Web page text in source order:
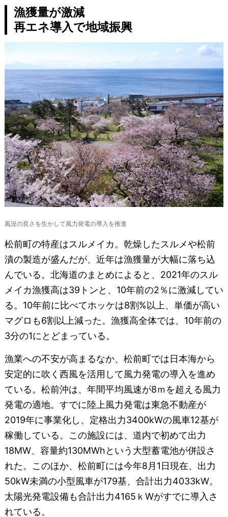
漁獲量が激減
再エネ導入で地域振興
風況の良さを生かして風力発電の導入を推進
松前町の特産はスルメイカ。乾燥したスルメや松前
漬の製造が盛んだが、近年は漁獲量が大幅に落ち込
んでいる。北海道のまとめによると、2021年のスル
メイカ漁獲高は39トンと、10年前の2％に激減してい
る。10年前に比べてホッケは8割%以上、単価が高い
マグロも6割以上減った。漁獲高全体では、10年前の
3分の1にとどまっている。
漁業への不安が高まるなか、松前町では日本海から
安定的に吹く西風を活用して風力発電の導入を進め
ている。松前沖は、年間平均風速が8ｍを超える風力
発電の適地。すでに陸上風力発電は東急不動産が
2019年に事業化し、定格出力3400kWの風車12基が
稼働している。この施設には、道内で初めて出力
18MW、容量約130MWhという大型蓄電池が併設さ
れた。このほか、松前町には今年8月1日現在、出力
50kW未満の小型風車が179基、合計出力4033kW。
太陽光発電設備も合計出力4165ｋWがすでに導入さ
れている。